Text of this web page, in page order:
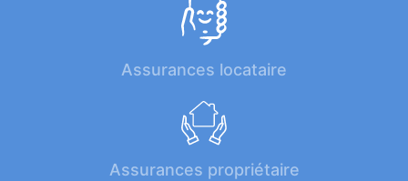
Assurances locataire
Assurances propriétaire